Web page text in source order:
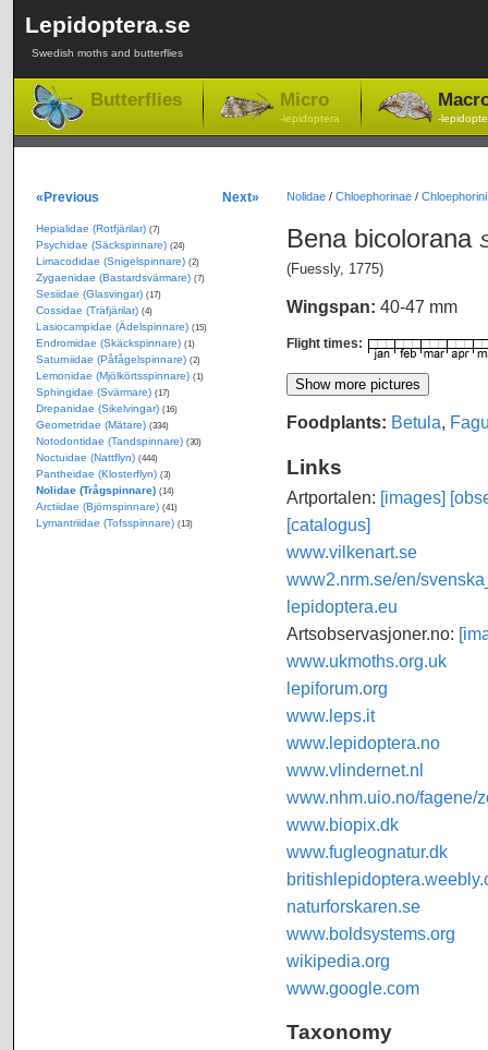
Lepidoptera.se
Swedish moths and butterflies
Butterflies Micro
-lepidoptera -
Nolidae/ Chloephorinae/ Chloephorini
Bena bicolorana
(Fuessly, 1775)
Wingspan: 40-47 mm
Flight times:
Foodplants: Betula,
Links
Artportalen: [images]
[catalogus]
www.vilkenart.se
www2.nrm.se/en/
lepidoptera.eu
Artsobservasjoner.no:
www.ukmoths.org.uk
lepiforum.org
www.leps.it
www.lepidoptera.no
www.vlindernet.nl
www.nhm.uio.no/fagene/
www.biopix.dk
www.fugleognatur.dk
naturforskaren.se
www.boldsystems.org
wikipedia.org
www.google.com
Taxonomy
«Previous Next»
Hepialidae (Rotfjärilar) (7)
Psychidae (Säckspinnare) (24)
Limacodidae (Snigelspinnare) (2)
Zygaenidae (Bastardsvärmare) (7)
Sesiidae (Glasvingar) (17)
Cossidae (Träfjärilar) (4)
Lasiocampidae (Ädelspinnare) (15)
Endromidae (Skäckspinnare) (1)
Saturniidae (Påfågelspinnare) (2)
Lemonidae (Mjölkörtsspinnare) (1)
Sphingidae (Svärmare) (17)
Drepanidae (Sikelvingar) (16)
Geometridae (Mätare) (334)
Notodontidae (Tandspinnare) (30)
Noctuidae (Nattflyn) (444)
Pantheidae (Klosterflyn) (3)
Nolidae (Trågspinnare) (14)
Arctiidae (Björnspinnare) (41)
Lymantriidae (Tofsspinnare) (13)